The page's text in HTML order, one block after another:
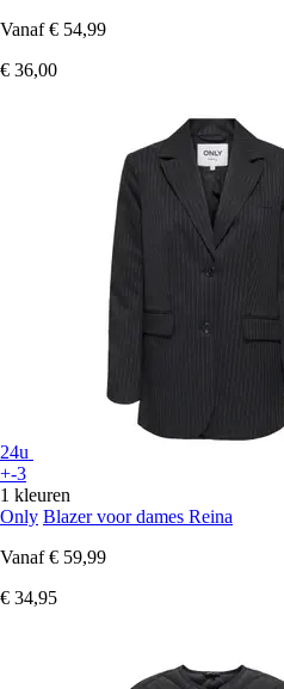
Vanaf € 54,99
€ 36,00
24u
+-3
1 kleuren
Only Blazer voor dames Reina
Vanaf € 59,99
€ 34,95